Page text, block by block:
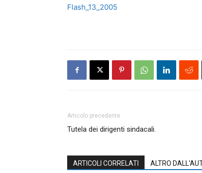
Flash_13_2005
Articolo precedente
Tutela dei dirigenti sindacali.
ARTICOLI CORRELATI ALTRO